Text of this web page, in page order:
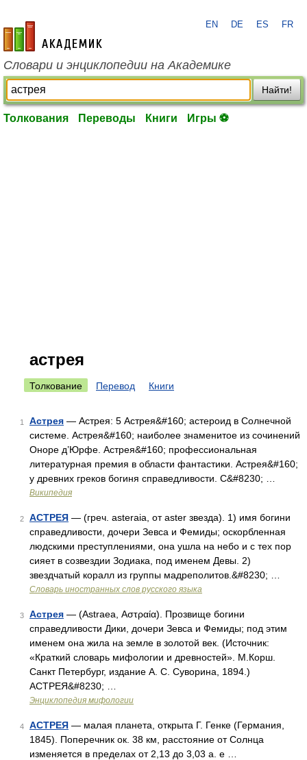
academic.ru
EN DE ES FR
Словари и энциклопедии на Академике
Найти!
Толкования Переводы Книги Игры ⚽
астрея
Толкование Перевод Книги
1 Астрея — Астрея: 5 Астрея&#160; астероид в Солнечной
системе. Астрея&#160; наиболее знаменитое из сочинений
Оноре д’Юрфе. Астрея&#160; профессиональная
литературная премия в области фантастики. Астрея&#160;
у древних греков богиня справедливости. С&#8230; …
Википедия
2 АСТРЕЯ — (греч. asteraia, от aster звезда). 1) имя богини
справедливости, дочери Зевса и Фемиды; оскорбленная
людскими преступлениями, она ушла на небо и с тех пор
сияет в созвездии Зодиака, под именем Девы. 2)
звездчатый коралл из группы мадреполитов.&#8230; …
Словарь иностранных слов русского языка
3 Астрея — (Astraea, Αστραία). Прозвище богини
справедливости Дики, дочери Зевса и Фемиды; под этим
именем она жила на земле в золотой век. (Источник:
«Краткий словарь мифологии и древностей». М.Корш.
Санкт Петербург, издание А. С. Суворина, 1894.)
АСТРЕЯ&#8230; …
Энциклопедия мифологии
4 АСТРЕЯ — малая планета, открыта Г. Генке (Германия,
1845). Поперечник ок. 38 км, расстояние от Солнца
изменяется в пределах от 2,13 до 3,03 а. е …